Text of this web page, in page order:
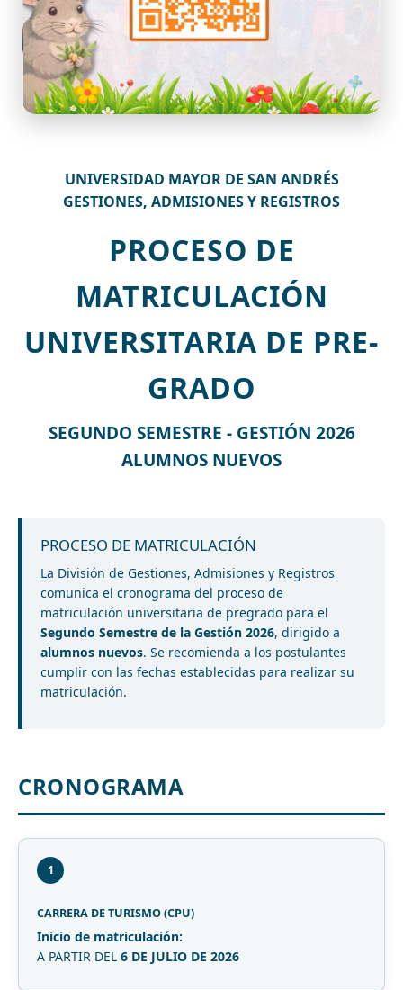
UNIVERSIDAD MAYOR DE SAN ANDRÉS
GESTIONES, ADMISIONES Y REGISTROS
PROCESO DE
MATRICULACIÓN
UNIVERSITARIA DE PRE-
GRADO
SEGUNDO SEMESTRE - GESTIÓN 2026
ALUMNOS NUEVOS
PROCESO DE MATRICULACIÓN
La División de Gestiones, Admisiones y Registros
comunica el cronograma del proceso de
matriculación universitaria de pregrado para el
Segundo Semestre de la Gestión 2026, dirigido a
alumnos nuevos. Se recomienda a los postulantes
cumplir con las fechas establecidas para realizar su
matriculación.
CRONOGRAMA
1
CARRERA DE TURISMO (CPU)
Inicio de matriculación:
A PARTIR DEL 6 DE JULIO DE 2026